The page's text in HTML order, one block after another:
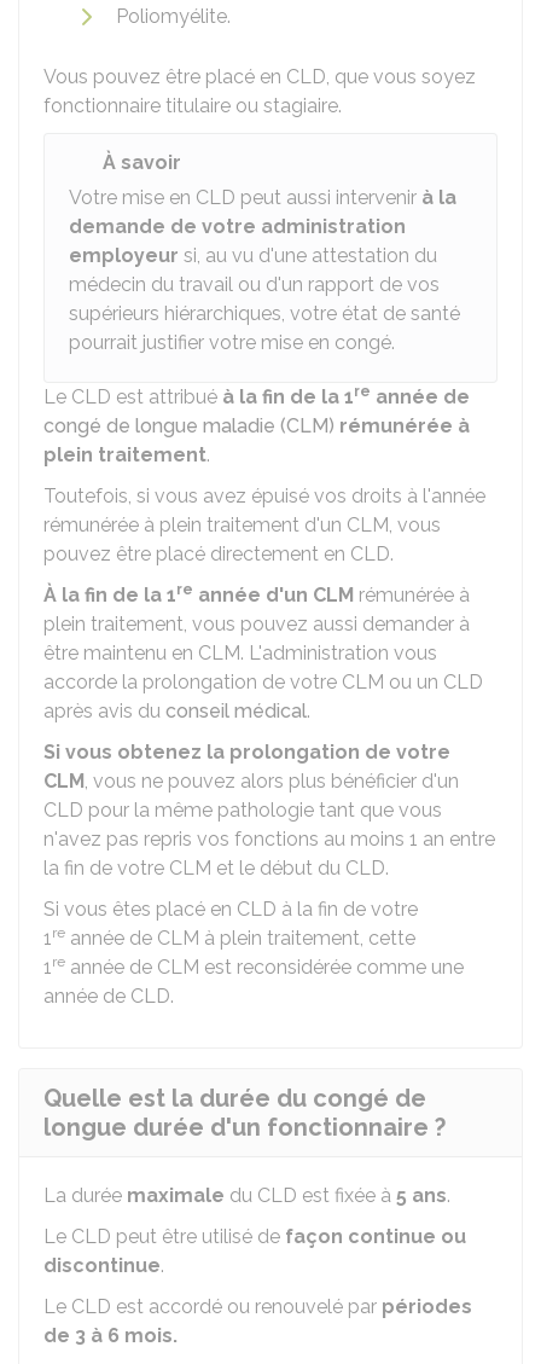
Poliomyélite.
Vous pouvez être placé en CLD, que vous soyez
fonctionnaire titulaire ou stagiaire.
À savoir
Votre mise en CLD peut aussi intervenir à la
demande de votre administration
employeur si, au vu d'une attestation du
médecin du travail ou d'un rapport de vos
supérieurs hiérarchiques, votre état de santé
pourrait justifier votre mise en congé.
Le CLD est attribué à la fin de la 1re année de
congé de longue maladie (CLM) rémunérée à
plein traitement.
Toutefois, si vous avez épuisé vos droits à l'année
rémunérée à plein traitement d'un CLM, vous
pouvez être placé directement en CLD.
À la fin de la 1re année d'un CLM rémunérée à
plein traitement, vous pouvez aussi demander à
être maintenu en CLM. L'administration vous
accorde la prolongation de votre CLM ou un CLD
après avis du conseil médical.
Si vous obtenez la prolongation de votre
CLM, vous ne pouvez alors plus bénéficier d'un
CLD pour la même pathologie tant que vous
n'avez pas repris vos fonctions au moins 1 an entre
la fin de votre CLM et le début du CLD.
Si vous êtes placé en CLD à la fin de votre
1re année de CLM à plein traitement, cette
1re année de CLM est reconsidérée comme une
année de CLD.
Quelle est la durée du congé de
longue durée d'un fonctionnaire ?
La durée maximale du CLD est fixée à 5 ans.
Le CLD peut être utilisé de façon continue ou
discontinue.
Le CLD est accordé ou renouvelé par périodes
de 3 à 6 mois.